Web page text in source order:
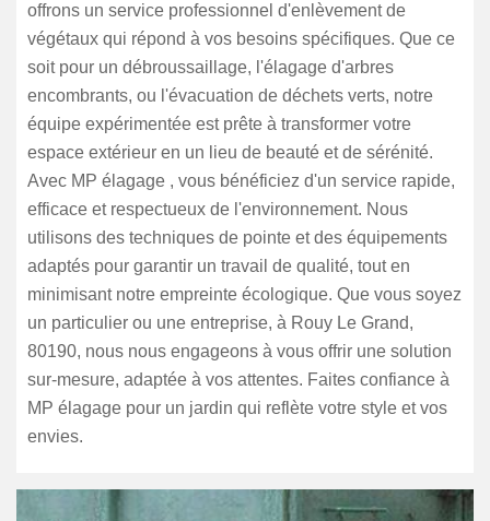
offrons un service professionnel d'enlèvement de
végétaux qui répond à vos besoins spécifiques. Que ce
soit pour un débroussaillage, l'élagage d'arbres
encombrants, ou l'évacuation de déchets verts, notre
équipe expérimentée est prête à transformer votre
espace extérieur en un lieu de beauté et de sérénité.
Avec MP élagage , vous bénéficiez d'un service rapide,
efficace et respectueux de l'environnement. Nous
utilisons des techniques de pointe et des équipements
adaptés pour garantir un travail de qualité, tout en
minimisant notre empreinte écologique. Que vous soyez
un particulier ou une entreprise, à Rouy Le Grand,
80190, nous nous engageons à vous offrir une solution
sur-mesure, adaptée à vos attentes. Faites confiance à
MP élagage pour un jardin qui reflète votre style et vos
envies.